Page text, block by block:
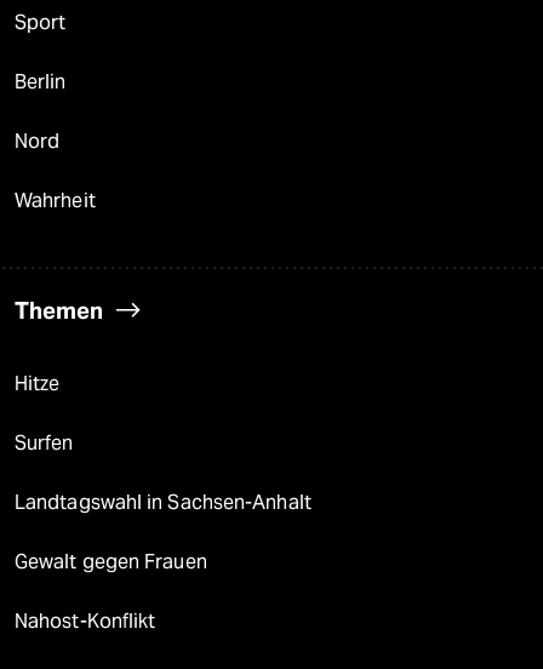
Sport
Berlin
Nord
Wahrheit
Themen
Hitze
Surfen
Landtagswahl in Sachsen-Anhalt
Gewalt gegen Frauen
Nahost-Konflikt